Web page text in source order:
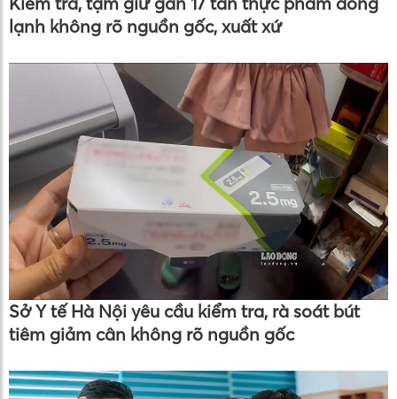
lạnh không rõ nguồn gốc, xuất xứ
Sở Y tế Hà Nội yêu cầu kiểm tra, rà soát bút
tiêm giảm cân không rõ nguồn gốc